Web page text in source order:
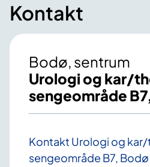
Kontakt
Bodø, sentrum
Urologi og kar/
sengeområde
Kontakt Urologi og
sengeområde B7, Bodø